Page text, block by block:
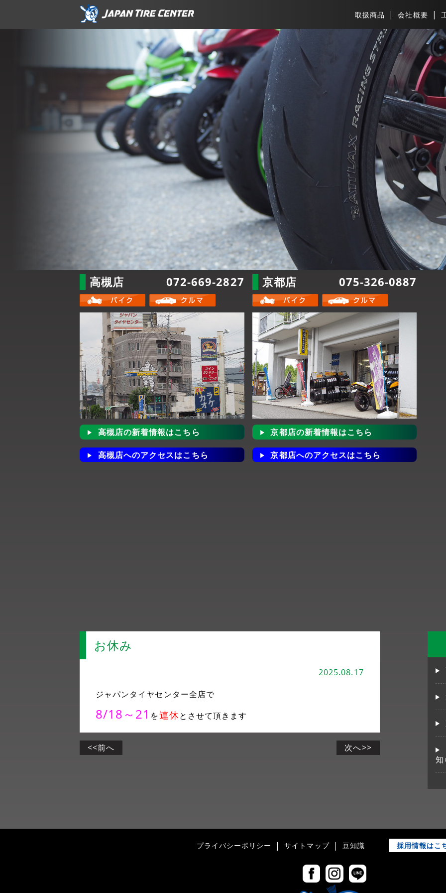
取扱商品 会社概要
高槻店 072-669-2827
高槻店の新着情報はこちら
高槻店へのアクセスはこちら
京都店 075-326-0887
京都店の新着情報はこちら
京都店へのアクセスはこちら
お休み
2025.08.17
ジャパンタイヤセンター全店で
8/18～21 を連休とさせて頂きます
<<前へ 次へ>>
知
プライバシーポリシー サイトマップ 豆知識 採用情報はこ